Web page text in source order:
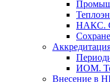
НАКС.
ИОМ.
Внесение в